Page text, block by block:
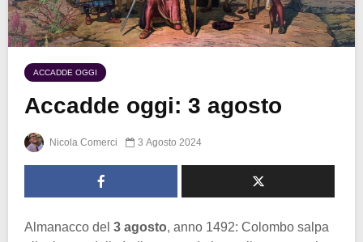
ACCADDE OGGI
Accadde oggi: 3 agosto
Nicola Comerci 3 Agosto 2024
Almanacco del 3 agosto, anno 1492: Colombo salpa